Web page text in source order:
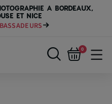
A BORDEAUX,
ET NICE
JUSQU'EN 84 FOIS
0